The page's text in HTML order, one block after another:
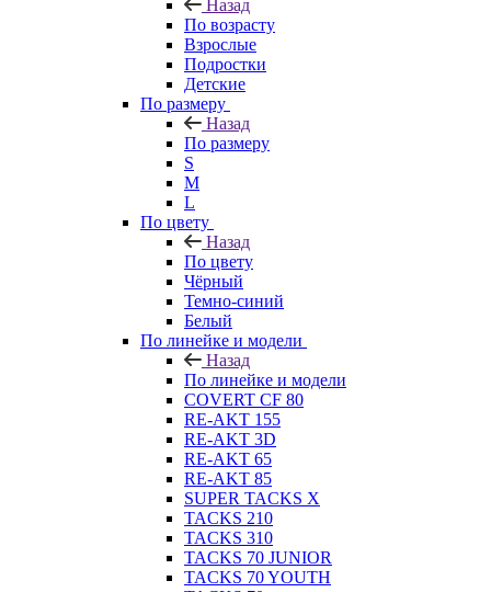
Назад
По возрасту
Взрослые
Подростки
Детские
По размеру
Назад
По размеру
S
M
L
По цвету
Назад
По цвету
Чёрный
Темно-синий
Белый
По линейке и модели
Назад
По линейке и модели
COVERT CF 80
RE-AKT 155
RE-AKT 3D
RE-AKT 65
RE-AKT 85
SUPER TACKS X
TACKS 210
TACKS 310
TACKS 70 JUNIOR
TACKS 70 YOUTH